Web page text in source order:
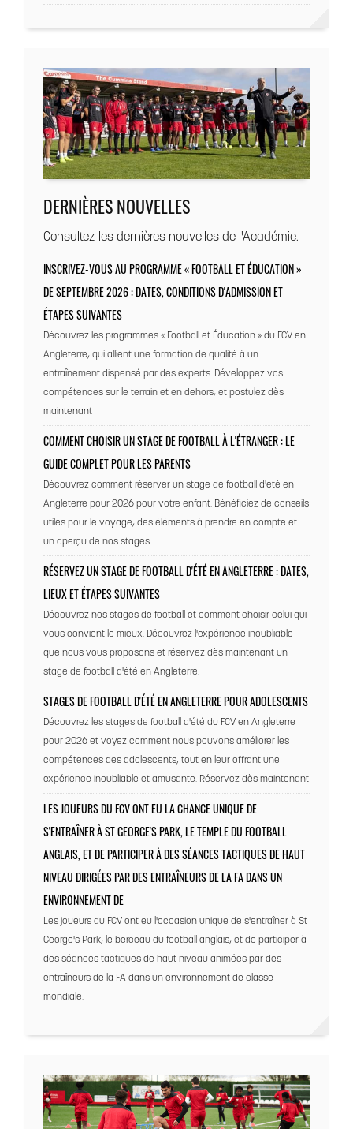
DERNIÈRES NOUVELLES
Consultez les dernières nouvelles de l'Académie.
INSCRIVEZ-VOUS AU PROGRAMME « FOOTBALL ET ÉDUCATION »
DE SEPTEMBRE 2026 : DATES, CONDITIONS D'ADMISSION ET
ÉTAPES SUIVANTES
Découvrez les programmes « Football et Éducation » du FCV en
Angleterre, qui allient une formation de qualité à un
entraînement dispensé par des experts. Développez vos
compétences sur le terrain et en dehors, et postulez dès
maintenant
COMMENT CHOISIR UN STAGE DE FOOTBALL À L'ÉTRANGER : LE
GUIDE COMPLET POUR LES PARENTS
Découvrez comment réserver un stage de football d'été en
Angleterre pour 2026 pour votre enfant. Bénéficiez de conseils
utiles pour le voyage, des éléments à prendre en compte et
un aperçu de nos stages.
RÉSERVEZ UN STAGE DE FOOTBALL D'ÉTÉ EN ANGLETERRE : DATES,
LIEUX ET ÉTAPES SUIVANTES
Découvrez nos stages de football et comment choisir celui qui
vous convient le mieux. Découvrez l'expérience inoubliable
que nous vous proposons et réservez dès maintenant un
stage de football d'été en Angleterre.
STAGES DE FOOTBALL D'ÉTÉ EN ANGLETERRE POUR ADOLESCENTS
Découvrez les stages de football d'été du FCV en Angleterre
pour 2026 et voyez comment nous pouvons améliorer les
compétences des adolescents, tout en leur offrant une
expérience inoubliable et amusante. Réservez dès maintenant
LES JOUEURS DU FCV ONT EU LA CHANCE UNIQUE DE
S'ENTRAÎNER À ST GEORGE'S PARK, LE TEMPLE DU FOOTBALL
ANGLAIS, ET DE PARTICIPER À DES SÉANCES TACTIQUES DE HAUT
NIVEAU DIRIGÉES PAR DES ENTRAÎNEURS DE LA FA DANS UN
ENVIRONNEMENT DE
Les joueurs du FCV ont eu l'occasion unique de s'entraîner à St
George's Park, le berceau du football anglais, et de participer à
des séances tactiques de haut niveau animées par des
entraîneurs de la FA dans un environnement de classe
mondiale.